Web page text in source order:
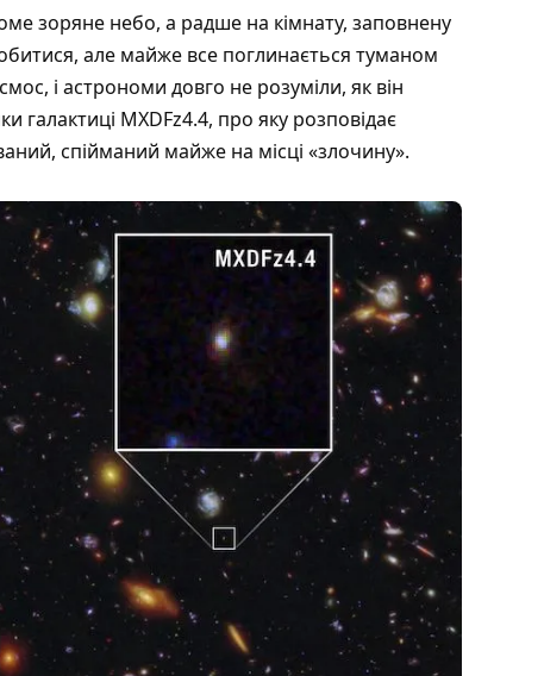
зоряне небо, а радше на кімнату, заповнену
але майже все поглинається туманом
і астрономи довго не розуміли, як він
галактиці MXDFz4.4, про яку розповідає
спійманий майже на місці «злочину».